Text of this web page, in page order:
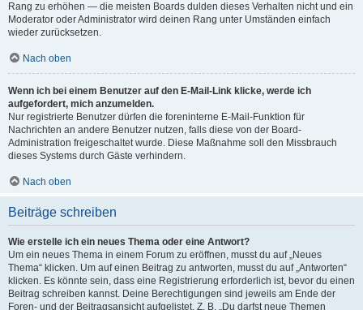
Rang zu erhöhen — die meisten Boards dulden dieses Verhalten nicht und ein
Moderator oder Administrator wird deinen Rang unter Umständen einfach
wieder zurücksetzen.
Nach oben
Wenn ich bei einem Benutzer auf den E-Mail-Link klicke, werde ich
aufgefordert, mich anzumelden.
Nur registrierte Benutzer dürfen die foreninterne E-Mail-Funktion für
Nachrichten an andere Benutzer nutzen, falls diese von der Board-
Administration freigeschaltet wurde. Diese Maßnahme soll den Missbrauch
dieses Systems durch Gäste verhindern.
Nach oben
Beiträge schreiben
Wie erstelle ich ein neues Thema oder eine Antwort?
Um ein neues Thema in einem Forum zu eröffnen, musst du auf „Neues
Thema“ klicken. Um auf einen Beitrag zu antworten, musst du auf „Antworten“
klicken. Es könnte sein, dass eine Registrierung erforderlich ist, bevor du einen
Beitrag schreiben kannst. Deine Berechtigungen sind jeweils am Ende der
Foren- und der Beitragsansicht aufgelistet. Z. B. „Du darfst neue Themen